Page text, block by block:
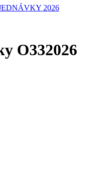
2026
O332026